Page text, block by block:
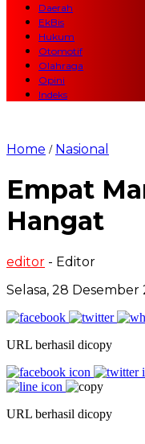
Daerah
EkBis
Hukum
Otomotif
Olahraga
Opini
Indeks
Home / Nasional
Empat
Hangat
editor - Editor
Selasa, 28 Desember
URL berhasil dicopy
URL berhasil dicopy